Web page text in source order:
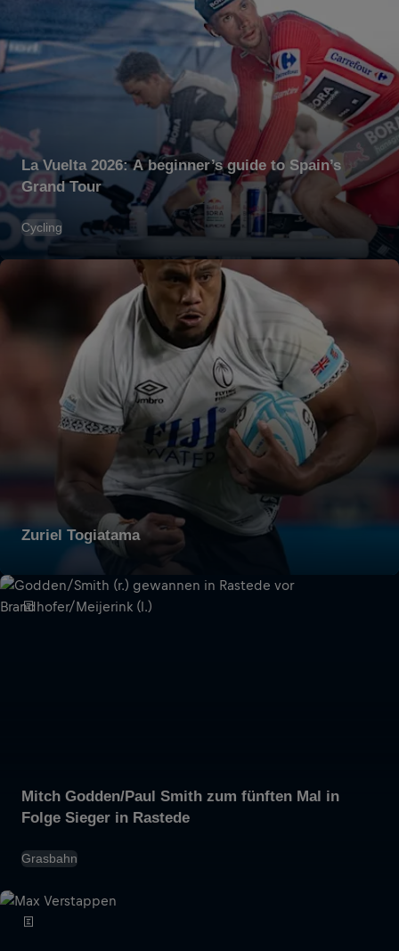
La Vuelta 2026: A beginner’s guide to Spain’s
Grand Tour
Cycling
Zuriel Togiatama
Mitch Godden/Paul Smith zum fünften Mal in
Folge Sieger in Rastede
Grasbahn